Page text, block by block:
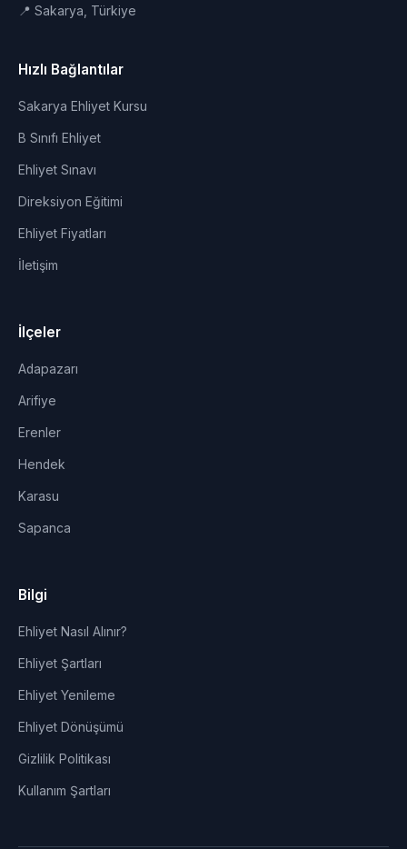
📍 Sakarya, Türkiye
Hızlı Bağlantılar
Sakarya Ehliyet Kursu
B Sınıfı Ehliyet
Ehliyet Sınavı
Direksiyon Eğitimi
Ehliyet Fiyatları
İletişim
İlçeler
Adapazarı
Arifiye
Erenler
Hendek
Karasu
Sapanca
Bilgi
Ehliyet Nasıl Alınır?
Ehliyet Şartları
Ehliyet Yenileme
Ehliyet Dönüşümü
Gizlilik Politikası
Kullanım Şartları